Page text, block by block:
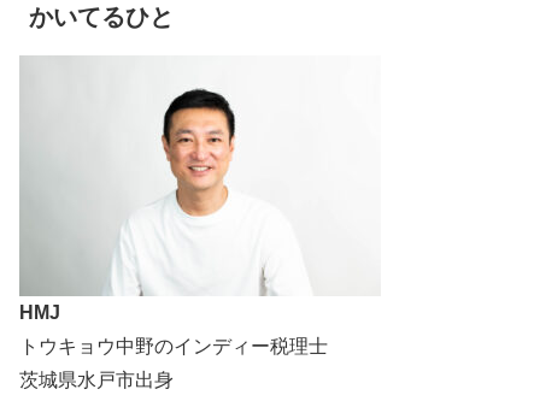
かいてるひと
HMJ
トウキョウ中野のインディー税理士
茨城県水戸市出身